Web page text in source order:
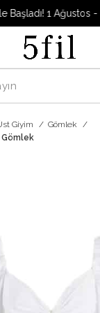
1 Ağustos - 31
Giyim
Gömlek